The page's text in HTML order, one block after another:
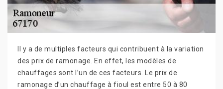
Il y a de multiples facteurs qui contribuent à la variation
des prix de ramonage. En effet, les modèles de
chauffages sont l’un de ces facteurs. Le prix de
ramonage d’un chauffage à fioul est entre 50 à 80